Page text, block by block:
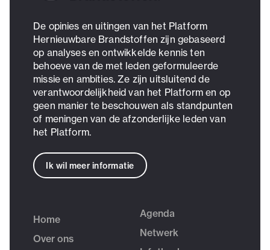
De opinies en uitingen van het Platform
Hernieuwbare Brandstoffen zijn gebaseerd
op analyses en ontwikkelde kennis ten
behoeve van de met leden geformuleerde
missie en ambities. Ze zijn uitsluitend de
verantwoordelijkheid van het Platform en op
geen manier te beschouwen als standpunten
of meningen van de afzonderlijke leden van
het Platform.
Ik wil meer informatie
Home
Over ons
Agenda
Netwerk